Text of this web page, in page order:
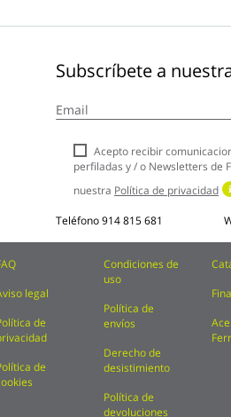
Subscríbete a
a
boletín
noticias:
Acepto recibir
perfiladas y / o Newsletters de
nuestra Política de privacidad
Teléfono914 815 681
legal
de
de
Condiciones de
uso
Política de
envíos
Derecho de
desistimiento
Política de
devoluciones